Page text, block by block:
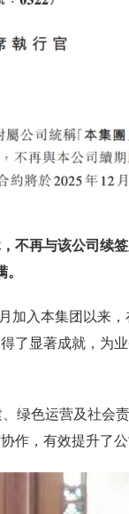
不再与该公司续
加入本集团以来
了显著成就，为
绿色运营及社会
作，有效提升了公